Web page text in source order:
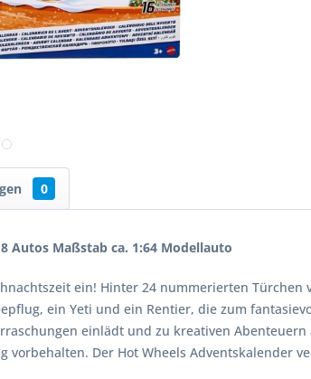
0
Autos Maßstab ca. 1:64 Modellauto
ein! Hinter 24 nummerierten Türchen
ein Yeti und ein Rentier, die zum
einlädt und zu kreativen
Der Hot Wheels Adventskalender